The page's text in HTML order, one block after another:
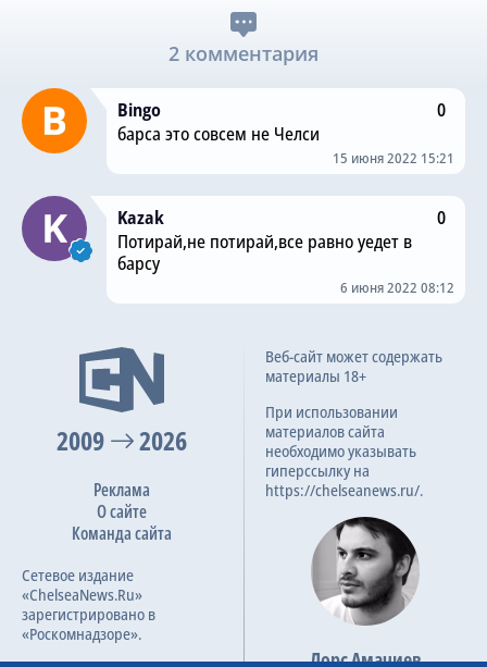
2 комментария
Bingo
0
барса это совсем не Челси
15 июня 2022 15:21
Kazak
0
Потирай,не потирай,все равно уедет в
барсу
6 июня 2022 08:12
2009 2026
Реклама
О сайте
Команда сайта
Сетевое издание
«ChelseaNews.Ru»
зарегистрировано в
«Роскомнадзоре».
Веб-сайт может содержать
материалы 18+
При использовании
материалов сайта
необходимо указывать
гиперссылку на
https://chelseanews.ru/.
Лорс Амачиев